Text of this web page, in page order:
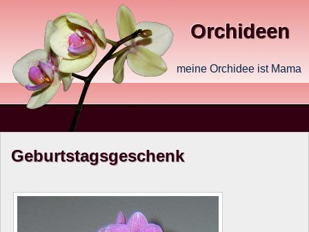
Orchideen
meine Orchidee ist Mama
Geburtstagsgeschenk